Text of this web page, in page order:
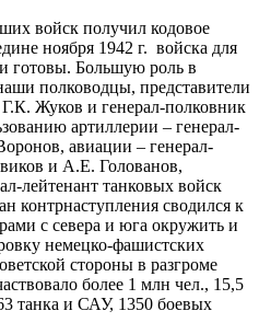
войск получил кодовое
ноября 1942 г. войска для
готовы. Большую роль в
полководцы, представители
Жуков и генерал-полковник
артиллерии – генерал-
авиации – генерал-
и А.Е. Голованов,
лейтенант танковых войск
контрнаступления сводился к
с севера и юга окружить и
немецко-фашистских
стороны в разгроме
более 1 млн чел., 15,5
танка и САУ, 1350 боевых